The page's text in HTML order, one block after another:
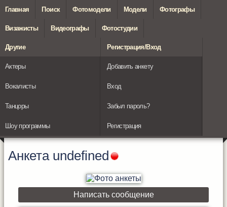
Главная Поиск Фотомодели Модели Фотографы
Визажисты Видеографы Фотостудии
Другие
Актеры
Вокалисты
Танцоры
Шоу программы
Регистрация/Вход
Добавить анкету
Вход
Забыл пароль?
Регистрация
Анкета undefined
Написать сообщение